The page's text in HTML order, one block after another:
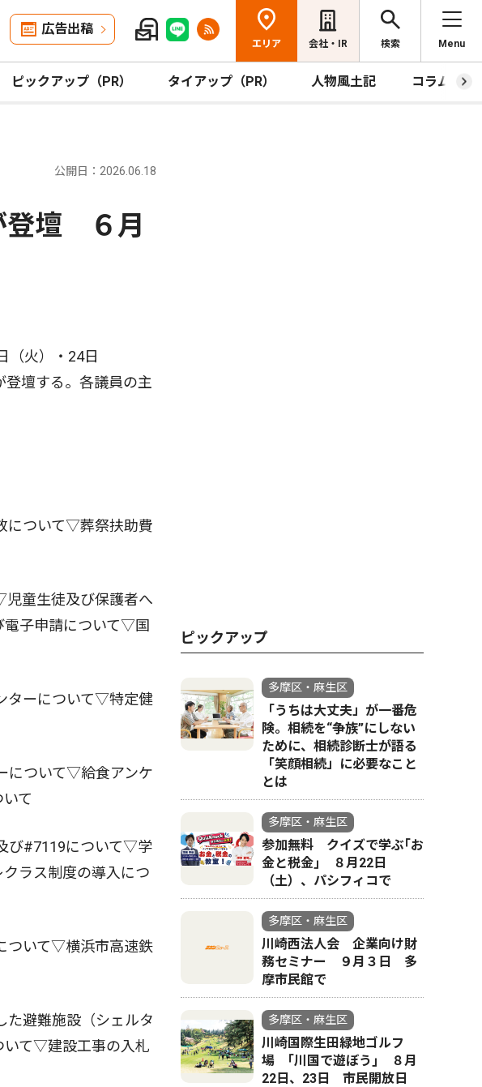
広告出稿
エリア 会社・IR 検索 Menu
ピックアップ（PR） タイアップ（PR） 人物風土記 コラム
公開日：2026.06.18
登壇 ６月
（火）・24日
登壇する。各議員の主
について▽葬祭扶助費
童生徒及び保護者へ
電子申請について▽国
ターについて▽特定健
について▽給食アンケ
て
び#7119について▽学
ラス制度の導入につ
ついて▽横浜市高速鉄
避難施設（シェルタ
いて▽建設工事の入札
ピックアップ
多摩区・麻生区
「うちは大丈夫」が一番危
険。相続を“争族”にしない
ために、相続診断士が語る
「笑顔相続」に必要なこと
とは
多摩区・麻生区
参加無料 クイズで学ぶ｢お
金と税金｣ ８月22日
（土）、パシフィコで
多摩区・麻生区
川崎西法人会 企業向け財
務セミナー ９月３日 多
摩市民館で
多摩区・麻生区
川崎国際生田緑地ゴルフ
場 ｢川国で遊ぼう｣ ８月
22日、23日 市民開放日